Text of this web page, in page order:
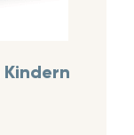
Kindern